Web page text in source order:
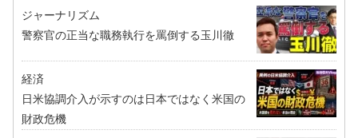
ジャーナリズム
警察官の正当な職務執行を罵倒する玉川徹
経済
日米協調介入が示すのは日本ではなく米国の
財政危機